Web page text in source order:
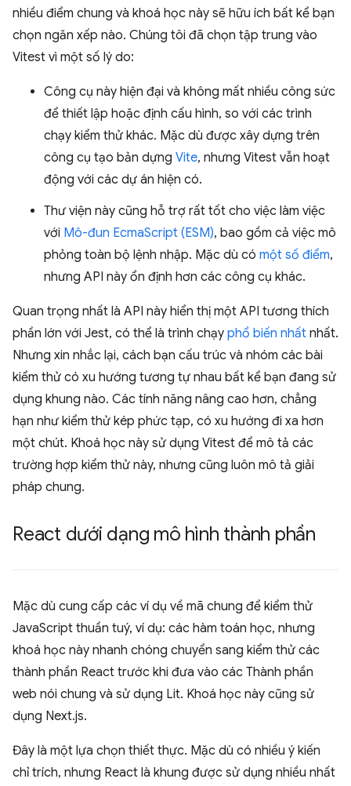
nhiều điểm chung và khoá học này sẽ hữu ích bất kể bạn
chọn ngăn xếp nào. Chúng tôi đã chọn tập trung vào
Vitest vì một số lý do:
Công cụ này hiện đại và không mất nhiều công sức
để thiết lập hoặc định cấu hình, so với các trình
chạy kiểm thử khác. Mặc dù được xây dựng trên
công cụ tạo bản dựng Vite, nhưng Vitest vẫn hoạt
động với các dự án hiện có.
Thư viện này cũng hỗ trợ rất tốt cho việc làm việc
với Mô-đun EcmaScript (ESM), bao gồm cả việc mô
phỏng toàn bộ lệnh nhập. Mặc dù có một số điểm,
nhưng API này ổn định hơn các công cụ khác.
Quan trọng nhất là API này hiển thị một API tương thích
phần lớn với Jest, có thể là trình chạy phổ biến nhất nhất.
Nhưng xin nhắc lại, cách bạn cấu trúc và nhóm các bài
kiểm thử có xu hướng tương tự nhau bất kể bạn đang sử
dụng khung nào. Các tính năng nâng cao hơn, chẳng
hạn như kiểm thử kép phức tạp, có xu hướng đi xa hơn
một chút. Khoá học này sử dụng Vitest để mô tả các
trường hợp kiểm thử này, nhưng cũng luôn mô tả giải
pháp chung.
React dưới dạng mô hình thành phần
Mặc dù cung cấp các ví dụ về mã chung để kiểm thử
JavaScript thuần tuý, ví dụ: các hàm toán học, nhưng
khoá học này nhanh chóng chuyển sang kiểm thử các
thành phần React trước khi đưa vào các Thành phần
web nói chung và sử dụng Lit. Khoá học này cũng sử
dụng Next.js.
Đây là một lựa chọn thiết thực. Mặc dù có nhiều ý kiến
chỉ trích, nhưng React là khung được sử dụng nhiều nhất